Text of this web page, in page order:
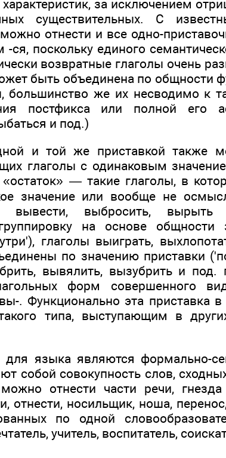
за исключением
существительных. С
отнести и все одно-
ся, поскольку единого
возвратные глаголы очень
быть объединена по общности
большинство же их несводимо к
постфикса или полной его
и под.)
и той же приставкой также
глаголы с одинаковым
— такие глаголы, в
значение или вообще не
вывести, выбросить,
на основе общности
глаголы выиграть,
по значению приставки
вывялить, вызубрить и под.
форм совершенного
. Функционально эта приставка в
типа, выступающим в
языка являются формально-
собой совокупность слов,
отнести части речи, гнезда
отнести, носильщик, ноша,
по одной
учитель, воспитатель,